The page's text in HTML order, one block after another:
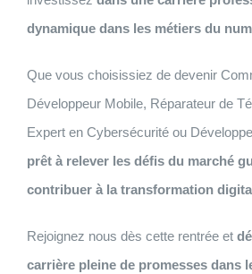
dynamique dans les métiers du
Que vous choisissiez de devenir
Développeur Mobile, Réparateur de
Expert en Cybersécurité ou
prêt à relever les défis du marché
contribuer à la transformation
Rejoignez nous dès cette rentrée et
carrière pleine de promesses dans